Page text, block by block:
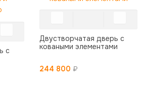
с
Двустворчатая дверь с
коваными элементами
244 800 ₽